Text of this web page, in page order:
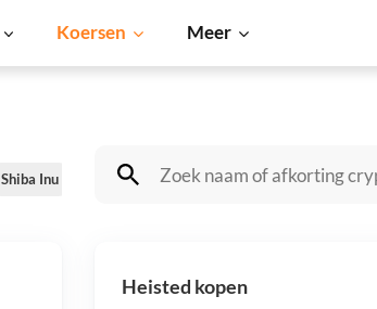
Koersen Meer
Shiba Inu Dogecoin Solana BNB
Heisted kopen